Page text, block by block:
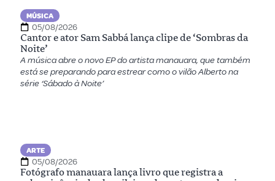
MÚSICA
05/08/2026
Cantor e ator Sam Sabbá lança clipe de ‘Sombras da
Noite’
A música abre o novo EP do artista manauara, que também
está se preparando para estrear como o vilão Alberto na
série ‘Sábado à Noite’
ARTE
05/08/2026
Fotógrafo manauara lança livro que registra a